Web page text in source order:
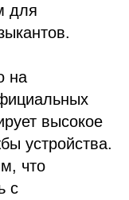
для
на
высокое
устройства.
что
с